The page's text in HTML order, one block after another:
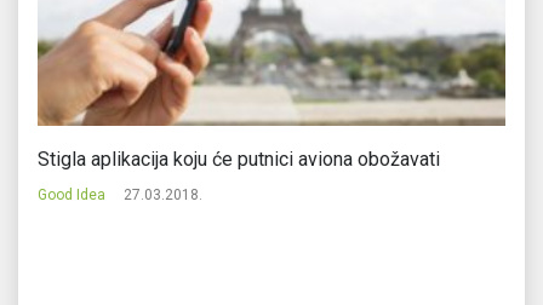
Stigla aplikacija koju će putnici aviona obožavati
Good Idea 27.03.2018.